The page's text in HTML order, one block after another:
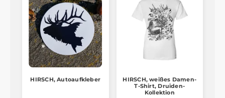
HIRSCH, Autoaufkleber
HIRSCH, weißes Damen-
T-Shirt, Druiden-
Kollektion